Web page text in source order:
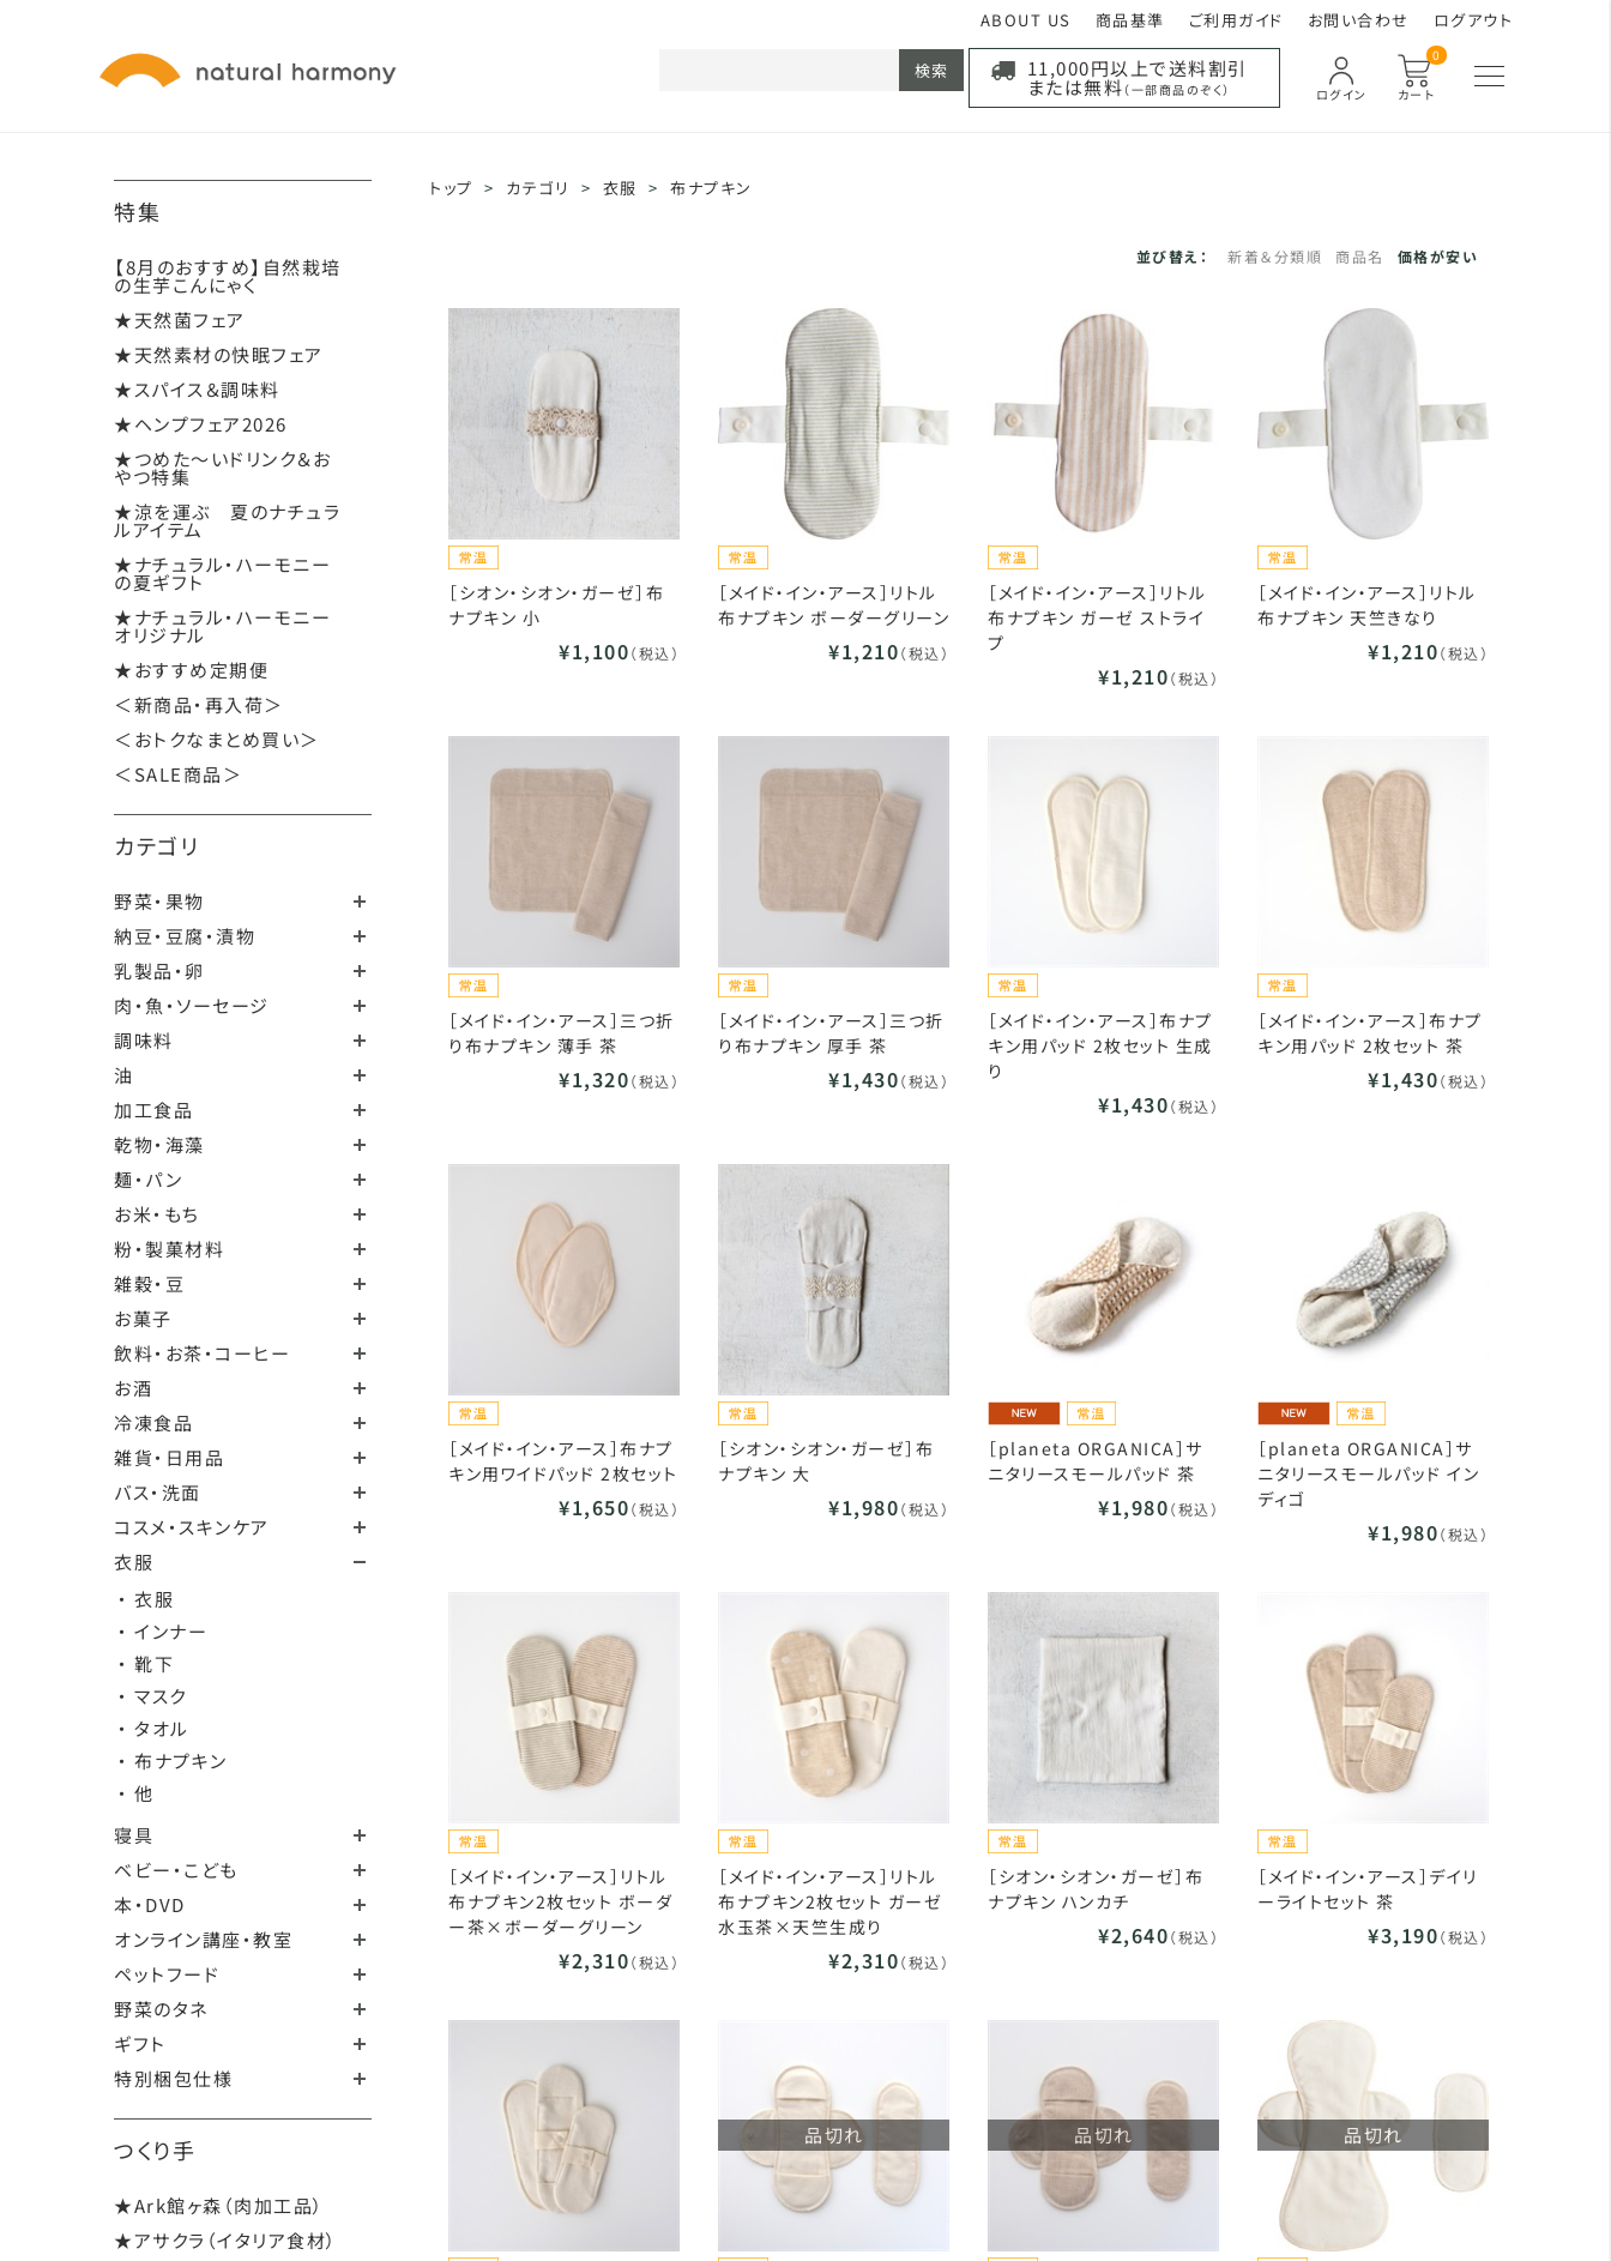
ABOUT US 商品基準 ご利用ガイド お問い合わせ ログアウト
カート
0
ログイン
11,000円以上で送料割引
または無料 （一部商品のぞく）
検索
特集
【8月のおすすめ】自然栽培
の生芋こんにゃく
★天然菌フェア
★天然素材の快眠フェア
★スパイス＆調味料
★ヘンプフェア2026
★つめた～いドリンク＆お
やつ特集
★涼を運ぶ 夏のナチュラ
ルアイテム
★ナチュラル・ハーモニー
の夏ギフト
★ナチュラル・ハーモニー
オリジナル
★おすすめ定期便
＜新商品・再入荷＞
＜おトクなまとめ買い＞
＜SALE商品＞
カテゴリ
野菜・果物
納豆・豆腐・漬物
乳製品・卵
肉・魚・ソーセージ
調味料
油
加工食品
乾物・海藻
麺・パン
お米・もち
粉・製菓材料
雑穀・豆
お菓子
飲料・お茶・コーヒー
お酒
冷凍食品
雑貨・日用品
バス・洗面
コスメ・スキンケア
衣服
・ 衣服
・ インナー
・ 靴下
・ マスク
・ タオル
・ 布ナプキン
・ 他
寝具
ベビー・こども
本・DVD
オンライン講座・教室
ペットフード
野菜のタネ
ギフト
特別梱包仕様
つくり手
★Ark館ヶ森（肉加工品）
★アサクラ（イタリア食材）
トップ > カテゴリ > 衣服 > 布ナプキン
並び替え： 新着＆分類順 商品名 価格が安い
［シオン・シオン・ガーゼ］布
ナプキン 小
¥1,100（税込）
［メイド・イン・アース］リトル
布ナプキン ボーダーグリーン
¥1,210（税込）
［メイド・イン・アース］リトル
布ナプキン ガーゼ ストライ
プ
¥1,210（税込）
［メイド・イン・アース］リトル
布ナプキン 天竺きなり
¥1,210（税込）
［メイド・イン・アース］三つ折
り布ナプキン 薄手 茶
¥1,320（税込）
［メイド・イン・アース］三つ折
り布ナプキン 厚手 茶
¥1,430（税込）
［メイド・イン・アース］布ナプ
キン用パッド 2枚セット 生成
り
¥1,430（税込）
［メイド・イン・アース］布ナプ
キン用パッド 2枚セット 茶
¥1,430（税込）
［メイド・イン・アース］布ナプ
キン用ワイドパッド 2枚セット
¥1,650（税込）
［シオン・シオン・ガーゼ］布
ナプキン 大
¥1,980（税込）
［planeta ORGANICA］サ
ニタリースモールパッド 茶
¥1,980（税込）
［planeta ORGANICA］サ
ニタリースモールパッド イン
ディゴ
¥1,980（税込）
［メイド・イン・アース］リトル
布ナプキン2枚セット ボーダ
ー茶×ボーダーグリーン
¥2,310（税込）
［メイド・イン・アース］リトル
布ナプキン2枚セット ガーゼ
水玉茶×天竺生成り
¥2,310（税込）
［シオン・シオン・ガーゼ］布
ナプキン ハンカチ
¥2,640（税込）
［メイド・イン・アース］デイリ
ーライトセット 茶
¥3,190（税込）
品切れ 品切れ 品切れ